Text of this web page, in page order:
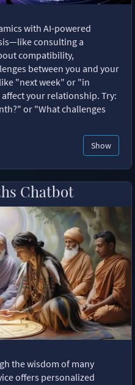
with AI-powered
consulting a
compatibility,
between you and your
"next week" or "in
your relationship. Try:
or "What challenges
Show
Chatbot
the wisdom of many
offers personalized